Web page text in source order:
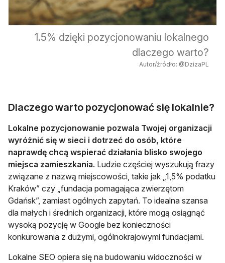
1.5% dzięki pozycjonowaniu lokalnego
dlaczego warto?
Autor/źródło: @DzizaPL
Dlaczego warto pozycjonować się lokalnie?
Lokalne pozycjonowanie pozwala Twojej organizacji
wyróżnić się w sieci i dotrzeć do osób, które
naprawdę chcą wspierać działania blisko swojego
miejsca zamieszkania. Ludzie częściej wyszukują frazy
związane z nazwą miejscowości, takie jak „1,5% podatku
Kraków” czy „fundacja pomagająca zwierzętom
Gdańsk”, zamiast ogólnych zapytań. To idealna szansa
dla małych i średnich organizacji, które mogą osiągnąć
wysoką pozycję w Google bez konieczności
konkurowania z dużymi, ogólnokrajowymi fundacjami.
Lokalne SEO opiera się na budowaniu widoczności w